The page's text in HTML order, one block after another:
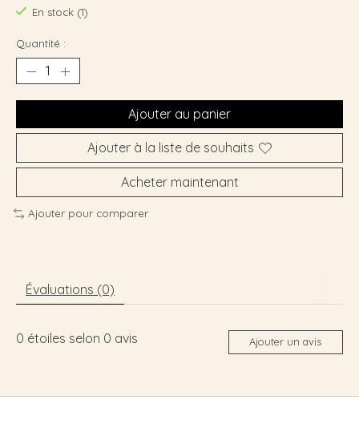
En stock (1)
Quantité :
Ajouter au panier
Ajouter à la liste de souhaits
Acheter maintenant
Ajouter pour comparer
Évaluations (0)
0 étoiles selon 0 avis Ajouter un avis